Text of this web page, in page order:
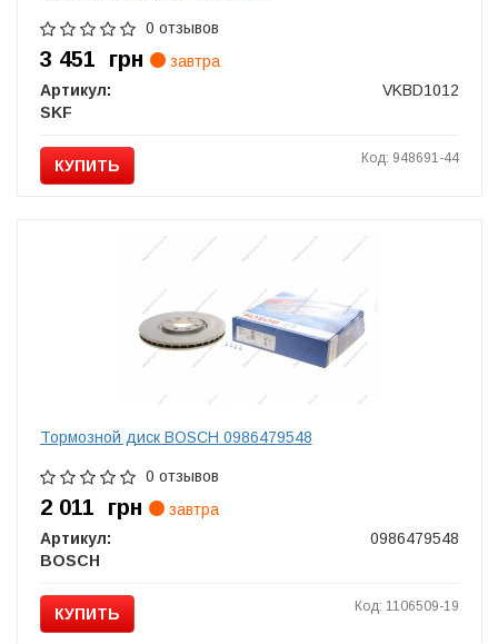
0 отзывов
3 451 грн
завтра
Артикул:
VKBD1012
SKF
КУПИТЬ Код: 948691-44
Тормозной диск BOSCH 0986479548
0 отзывов
2 011 грн
завтра
Артикул:
0986479548
BOSCH
КУПИТЬ Код: 1106509-19